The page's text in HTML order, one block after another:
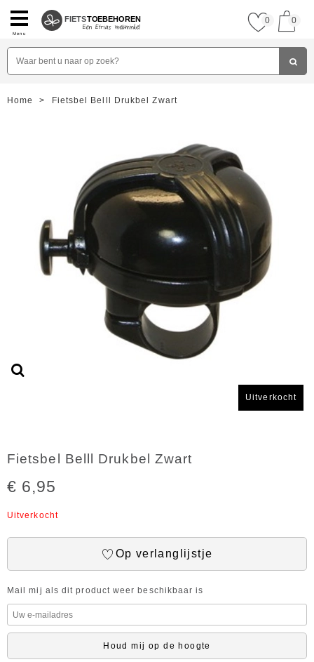
Menu
FIETSTOEBEHOREN 0 0
Home > Fietsbel Belll Drukbel Zwart
Uitverkocht
Fietsbel Belll Drukbel Zwart
€ 6,95
Uitverkocht
Op verlanglijstje
Mail mij als dit product weer beschikbaar is
Houd mij op de hoogte